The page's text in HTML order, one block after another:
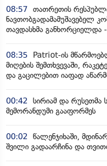
08:57 თათრეთის
ნავთობგადამამუშავებელ
თავდასხმა განხორციელდა
08:35
Patriot-ის
მიღების შემთხვევაში,
და გაცილებით იაფად
00:42
სირიამ და რუსეთმა
მემორანდუმი გააფორმეს
00:02
წალენჯიხაში,
შვილი გადაარჩინა და